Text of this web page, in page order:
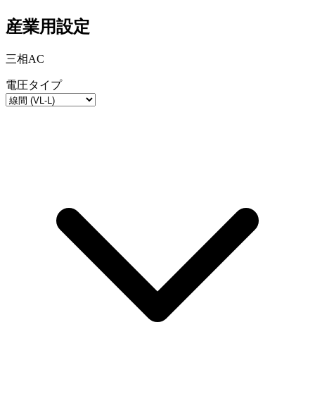
産業用設定
三相AC
電圧タイプ